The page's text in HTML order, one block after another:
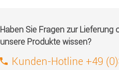
Haben Sie Fragen zur
unsere Produkte wissen?
Kunden-Hotline +49